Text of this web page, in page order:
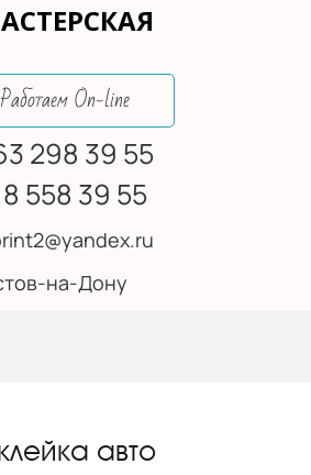
Работаем On-line
298 39 55
558 39 55
на-Дону
авто